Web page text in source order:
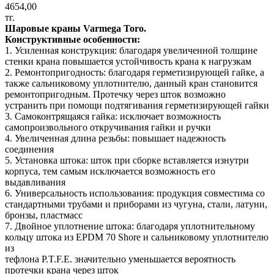
4654,00
тг.
Шаровые краны Varmega Toro.
Конструктивные особенности:
1. Усиленная конструкция: благодаря увеличенной толщине
стенки крана повышается устойчивость крана к нагрузкам
2. Ремонтопригодность: благодаря герметизирующей гайке, а
также сальниковому уплотнителю, данный кран становится
ремонтопригодным. Протечку через шток возможно
устранить при помощи подтягивания герметизирующей гайки
3. Самоконтрящаяся гайка: исключает возможность
самопроизвольного откручивания гайки и ручки
4. Увеличенная длина резьбы: повышает надежность
соединения
5. Установка штока: шток при сборке вставляется изнутри
корпуса, тем самым исключается возможность его
выдавливания
6. Универсальность использования: продукция совместима со
стандартными трубами и приборами из чугуна, стали, латуни,
бронзы, пластмасс
7. Двойное уплотнение штока: благодаря уплотнительному
кольцу штока из EPDM 70 Shore и сальниковому уплотнителю
из
тефлона P.T.F.E. значительно уменьшается вероятность
протечки крана через шток